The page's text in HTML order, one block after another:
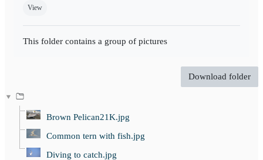
View
This folder contains a group of pictures
Download folder
Brown Pelican21K.jpg
Common tern with fish.jpg
Diving to catch.jpg